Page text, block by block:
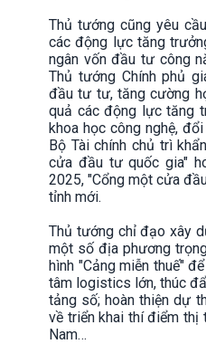
Thủ tướng cũng yêu
các động lực tăng
ngân vốn đầu tư công
Thủ tướng Chính phủ
đầu tư tư, tăng cường
quả các động lực tăng
khoa học công nghệ,
Bộ Tài chính chủ trì
cửa đầu tư quốc gia"
2025, "Cổng một cửa
tỉnh mới.
Thủ tướng chỉ đạo xây
một số địa phương
hình "Cảng miễn thuế"
tâm logistics lớn, thúc
tảng số; hoàn thiện dự
về triển khai thí điểm thị
Nam…